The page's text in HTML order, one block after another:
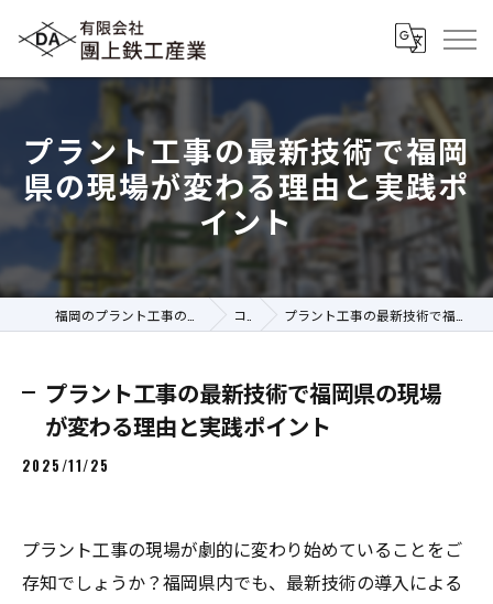
プラント工事の最新技術で福岡
県の現場が変わる理由と実践ポ
イント
コラム プラント工事の最新技術で福岡県の現場が変わる理由と実践ポイント
プラント工事の最新技術で福岡県の現場
が変わる理由と実践ポイント
2025/11/25
プラント工事の現場が劇的に変わり始めていることをご
存知でしょうか？福岡県内でも、最新技術の導入による